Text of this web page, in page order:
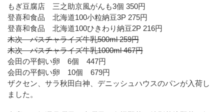
もぎ豆腐店 三之助京風がんも3個 350円
登喜和食品 北海道100小粒納豆3P 275円
登喜和食品 北海道100ひきわり納豆2P 216円
木次 パスチャライズ牛乳500ml 259円
木次 パスチャライズ牛乳1000ml 467円
会田の平飼い卵 6個 447円
会田の平飼い卵 10個 679円
ザクセン、サラ秋田白神、デニッシュハウスのパンが入荷し
ました。